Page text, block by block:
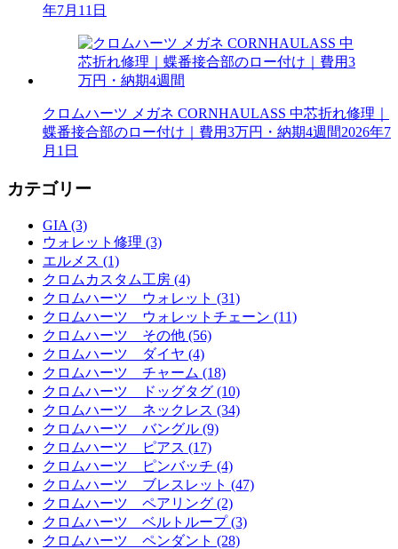
年7月11日
クロムハーツ メガネ CORNHAULASS 中芯折れ修理｜
蝶番接合部のロー付け｜費用3万円・納期4週間2026年7
月1日
カテゴリー
GIA (3)
ウォレット修理 (3)
エルメス (1)
クロムカスタム工房 (4)
クロムハーツ ウォレット (31)
クロムハーツ ウォレットチェーン (11)
クロムハーツ その他 (56)
クロムハーツ ダイヤ (4)
クロムハーツ チャーム (18)
クロムハーツ ドッグタグ (10)
クロムハーツ ネックレス (34)
クロムハーツ バングル (9)
クロムハーツ ピアス (17)
クロムハーツ ピンバッチ (4)
クロムハーツ ブレスレット (47)
クロムハーツ ペアリング (2)
クロムハーツ ベルトループ (3)
クロムハーツ ペンダント (28)